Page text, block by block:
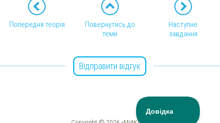
Попередня теорія
Повернутись до
теми
Наступне
завдання
Відправити відгук